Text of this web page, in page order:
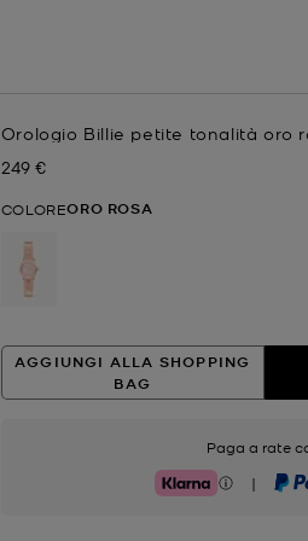
Orologio Billie petite tonalità oro
Prezzo attuale
249 €
COLOREORO ROSA
AGGIUNGI ALLA SHOPPING
BAG
Paga a rate
Klarna |